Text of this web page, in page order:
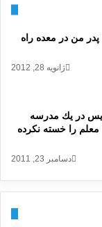
من د‌ر معد‌ه راه
ژانویه 28, 2012
در يك مدرسه
معلم را خسته نكرده
دسامبر 23, 2011